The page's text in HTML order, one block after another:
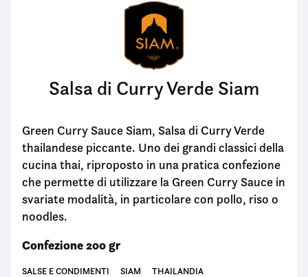
Salsa di Curry Verde Siam
Green Curry Sauce Siam, Salsa di Curry Verde
thailandese piccante. Uno dei grandi classici della
cucina thai, riproposto in una pratica confezione
che permette di utilizzare la Green Curry Sauce in
svariate modalità, in particolare con pollo, riso o
noodles.
Confezione 200 gr
SALSE E CONDIMENTI SIAM THAILANDIA